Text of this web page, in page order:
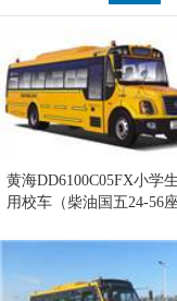
黄海DD6100C05FX小学
用校车（柴油国五24-56座